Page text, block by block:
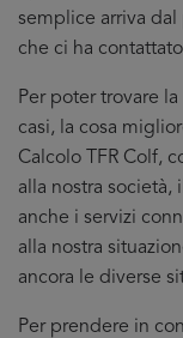
semplice arriva
che ci ha
Per poter trovare
casi, la cosa
Calcolo TFR Colf,
alla nostra società,
anche i servizi
alla nostra
ancora le diverse
Per prendere in